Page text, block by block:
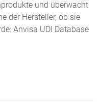
und überwacht
der Hersteller, ob sie
Anvisa UDI Database
IN BRASILIEN: